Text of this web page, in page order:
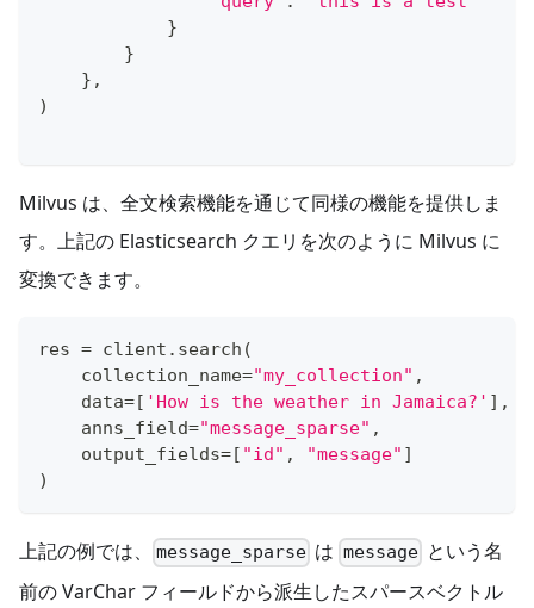
}
}
} ,
)
Milvus は、全文検索機能を通じて同様の機能を提供しま
す。上記の Elasticsearch クエリを次のように Milvus に
変換できます。
res = client . search (
    collection_name
="my_collection" ,
    data
=[ 'How is the weather in Jamaica?' ] ,
    anns_field
="message_sparse" ,
    output_fields
=[ "id" , "message" ]
)
上記の例では、 message_sparse は messageという名
前の VarChar フィールドから派生したスパースベクトル